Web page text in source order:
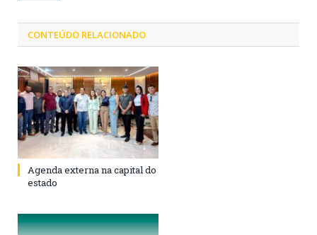
CONTEÚDO RELACIONADO
Agenda externa na capital do
estado